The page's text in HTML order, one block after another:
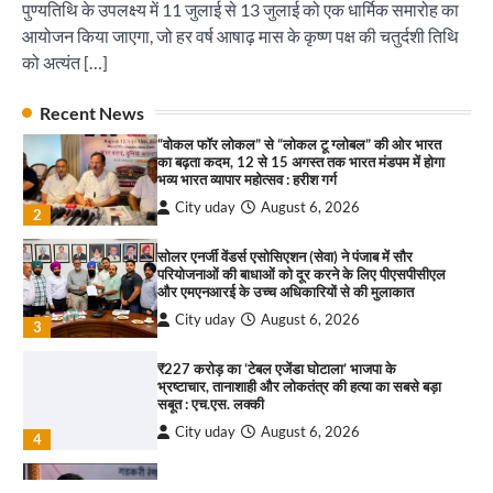
पुण्यतिथि के उपलक्ष्य में 11 जुलाई से 13 जुलाई को एक धार्मिक समारोह का
आयोजन किया जाएगा, जो हर वर्ष आषाढ़ मास के कृष्ण पक्ष की चतुर्दशी तिथि
को अत्यंत […]
Recent News
इंडियन नेशनल थियेटर द्वारा 9 अगस्त को होगा ‘वर्षा ऋतु
2
“वोकल फॉर लोकल” से “लोकल टू ग्लोबल” की ओर भारत
का बढ़ता कदम, 12 से 15 अगस्त तक भारत मंडपम में होगा
भव्य भारत व्यापार महोत्सव : हरीश गर्ग
City uday August 6, 2026
3
सोलर एनर्जी वेंडर्स एसोसिएशन (सेवा) ने पंजाब में सौर
परियोजनाओं की बाधाओं को दूर करने के लिए पीएसपीसीएल
और एमएनआरई के उच्च अधिकारियों से की मुलाकात
City uday August 6, 2026
4
₹227 करोड़ का ‘टेबल एजेंडा घोटाला’ भाजपा के
भ्रष्टाचार, तानाशाही और लोकतंत्र की हत्या का सबसे बड़ा
सबूत : एच.एस. लक्की
City uday August 6, 2026
2
पारस हेल्थ पंचकूला ने ‘तिरंगा यात्रा 2025’ का हरियाणा से
आयाम
City uday August 13, 2025
3
सरकारी आदर्श उच्च विद्यालय, सैक्टर 34-सी, चण्डीगढ़ में
कार्यक्रम आयोजित
City uday August 6, 2025
राहुल गाँधी ने खाई है वैश्विक मंच पर भारत को कमजोर करने
की कसम: देवशाली
City uday August 6, 2025